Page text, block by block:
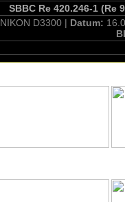
SBBC Re 420.246-1 (Re
NIKON D3300 | Datum: